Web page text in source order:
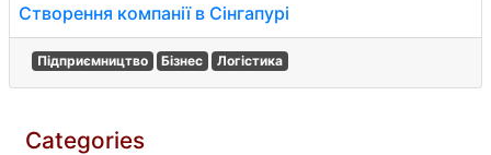
Створення компанії в Сінгапурі
Підприємництво Бізнес Логістика
Categories